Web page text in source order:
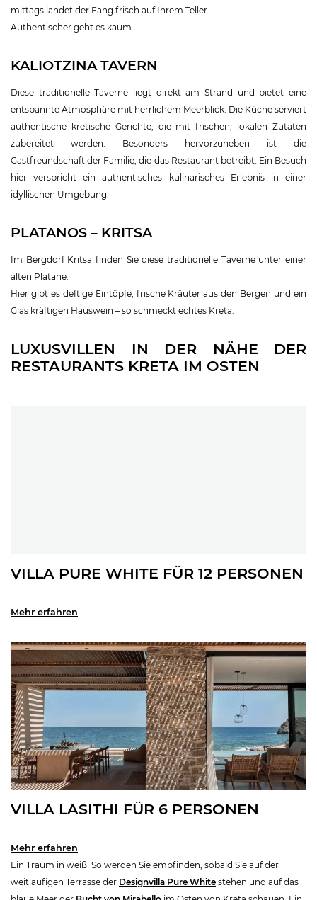
mittags landet der Fang frisch auf Ihrem Teller.
Authentischer geht es kaum.
KALIOTZINA TAVERN
Diese traditionelle Taverne liegt direkt am Strand und bietet eine
entspannte Atmosphäre mit herrlichem Meerblick. Die Küche serviert
authentische kretische Gerichte, die mit frischen, lokalen Zutaten
zubereitet werden. Besonders hervorzuheben ist die
Gastfreundschaft der Familie, die das Restaurant betreibt. Ein Besuch
hier verspricht ein authentisches kulinarisches Erlebnis in einer
idyllischen Umgebung.
PLATANOS – KRITSA
Im Bergdorf Kritsa finden Sie diese traditionelle Taverne unter einer
alten Platane.
Hier gibt es deftige Eintöpfe, frische Kräuter aus den Bergen und ein
Glas kräftigen Hauswein – so schmeckt echtes Kreta.
LUXUSVILLEN IN DER NÄHE DER
RESTAURANTS KRETA IM OSTEN
VILLA PURE WHITE FÜR 12 PERSONEN
Mehr erfahren
VILLA LASITHI FÜR 6 PERSONEN
Mehr erfahren
Ein Traum in weiß! So werden Sie empfinden, sobald Sie auf der
weitläufigen Terrasse der Designvilla Pure White stehen und auf das